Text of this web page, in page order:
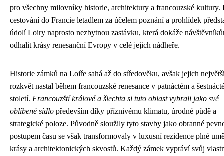
pro všechny milovníky historie, architektury a francouzské kultury.
cestování do Francie letadlem za účelem poznání a prohlídek
údolí Loiry naprosto nezbytnou zastávku, která dokáže
odhalit krásy renesanční Evropy v celé jejich nádheře.
Historie zámků na Loiře sahá až do středověku, avšak jejich
rozkvět nastal během francouzské renesance v patnáctém a
století. Francouzští králové a šlechta si tuto oblast vybrali jako své
oblíbené sídlo především díky příznivému klimatu, úrodné půdě a
strategické poloze. Původně sloužily tyto stavby jako obranné
postupem času se však transformovaly v luxusní rezidence plné
krásy a architektonických skvostů. Každý zámek vypráví svůj